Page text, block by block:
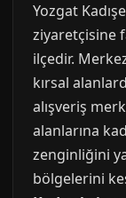
Yozgat
ziyaretçisine
ilçedir.
kırsal
alışveriş
alanlarına
zenginliğini
bölgelerini